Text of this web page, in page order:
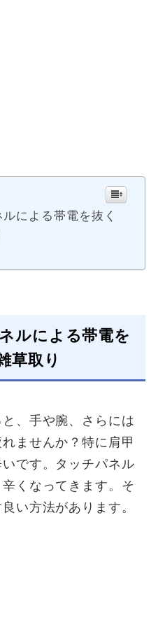
による帯電を抜く
ルによる帯電を
草取り
、手や腕、さらには
ませんか？特に肩甲
です。タッチパネル
くなってきます。そ
い方法があります。